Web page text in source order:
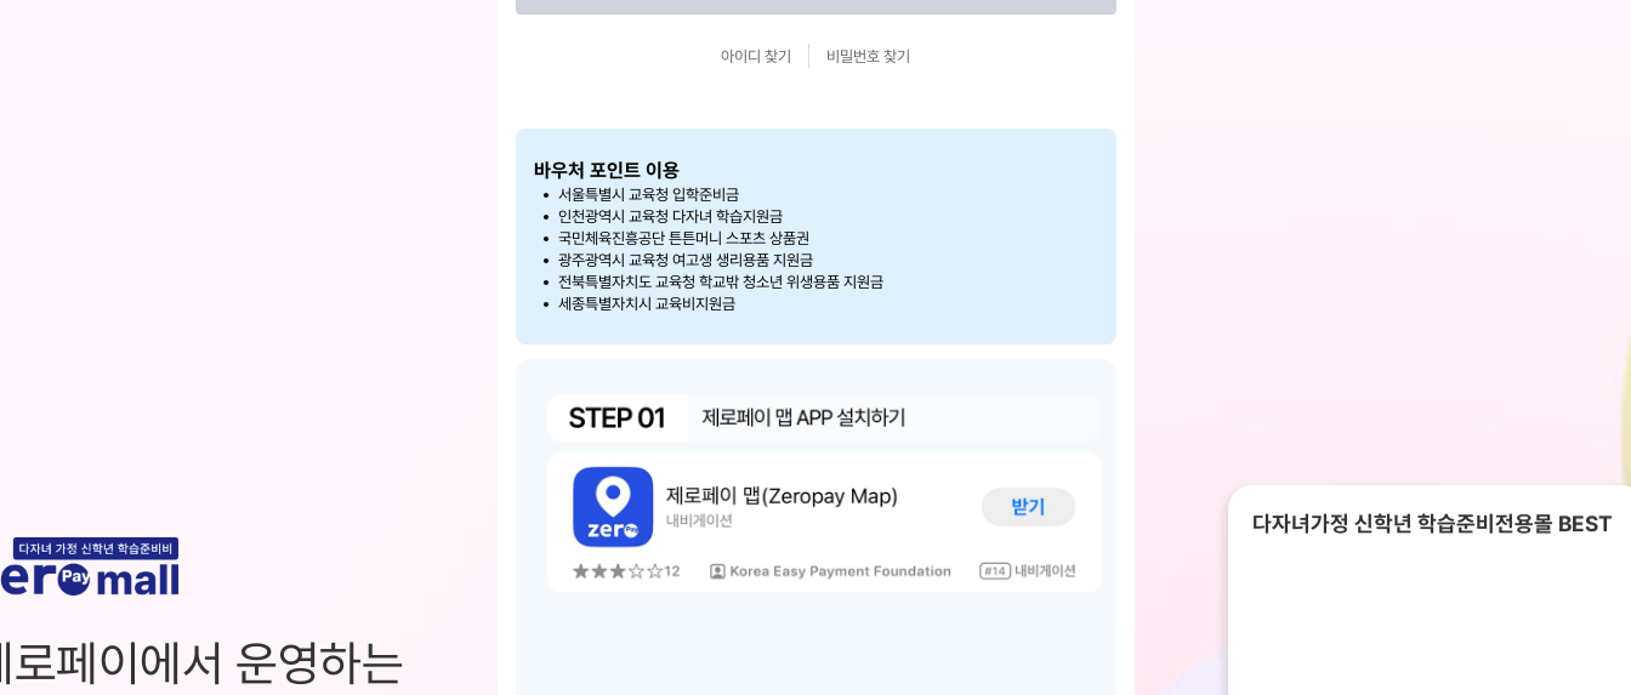
다자녀가정 신학년 학습준비전용몰 BEST
아이디 찾기 비밀번호 찾기
바우처 포인트 이용
서울특별시 교육청 입학준비금
인천광역시 교육청 다자녀 학습지원금
국민체육진흥공단 튼튼머니 스포츠 상품권
광주광역시 교육청 여고생 생리용품 지원금
전북특별자치도 교육청 학교밖 청소년 위생용품 지원금
세종특별자치시 교육비지원금
로페이에서 운영하는